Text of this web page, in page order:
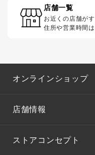
店舗一覧
お近くの店舗が
住所や営業時間
オンラインショップ
店舗情報
ストアコンセプト